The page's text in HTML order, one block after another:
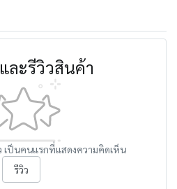
ละรีวิวสินค้า
เป็นคนแรกที่แสดงความคิดเห็น
รีวิว